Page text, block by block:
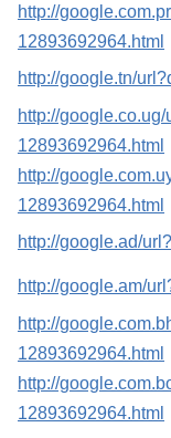
http://
12893692964.html
http://google.tn/
http://
12893692964.html
http://
12893692964.html
http://google.ad/
http://google.am/
http://
12893692964.html
http://
12893692964.html